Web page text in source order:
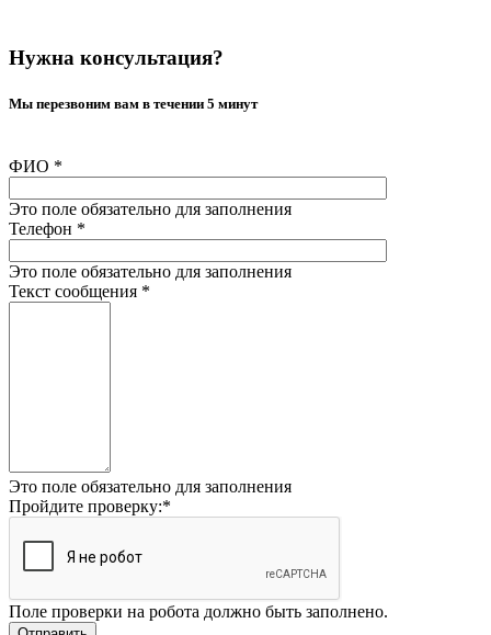
Нужна консультация?
Мы перезвоним вам в течении 5 минут
ФИО *
Это поле обязательно для заполнения
Телефон *
Это поле обязательно для заполнения
Текст сообщения *
Это поле обязательно для заполнения
Пройдите проверку:*
Поле проверки на робота должно быть заполнено.